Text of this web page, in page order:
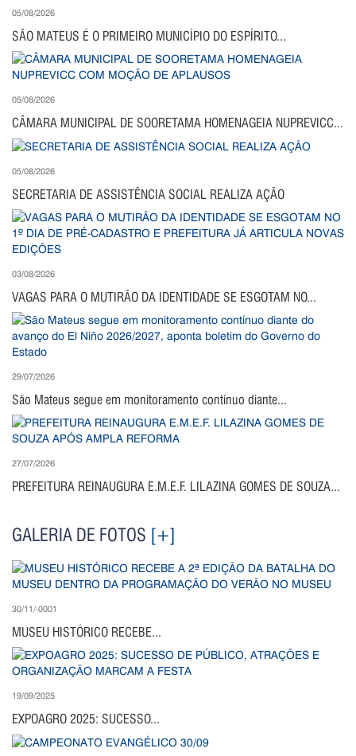
05/08/2026
SÃO MATEUS É O PRIMEIRO MUNICÍPIO DO ESPÍRITO...
05/08/2026
CÂMARA MUNICIPAL DE SOORETAMA HOMENAGEIA NUPREVICC...
05/08/2026
SECRETARIA DE ASSISTÊNCIA SOCIAL REALIZA AÇÃO
03/08/2026
VAGAS PARA O MUTIRÃO DA IDENTIDADE SE ESGOTAM NO...
29/07/2026
São Mateus segue em monitoramento contínuo diante...
27/07/2026
PREFEITURA REINAUGURA E.M.E.F. LILAZINA GOMES DE SOUZA...
GALERIA DE FOTOS [+]
30/11/-0001
MUSEU HISTÓRICO RECEBE...
19/09/2025
EXPOAGRO 2025: SUCESSO...